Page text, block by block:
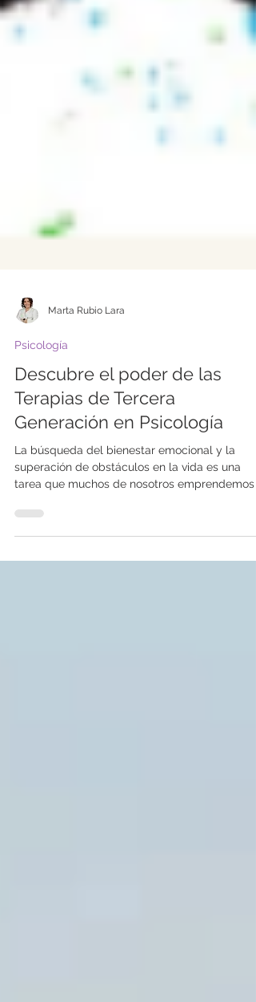
Marta Rubio Lara
Psicología
Descubre el poder de las
Terapias de Tercera
Generación en Psicología
La búsqueda del bienestar emocional y la
tarea que muchos de nosotros emprendemos